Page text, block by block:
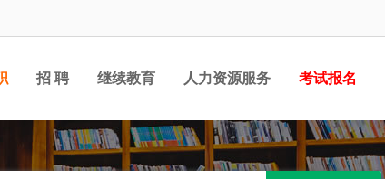
招 聘 继续教育 人力资源服务 考试报名